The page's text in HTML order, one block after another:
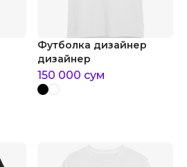
Футболка дизайнер
дизайнер
150 000 сум